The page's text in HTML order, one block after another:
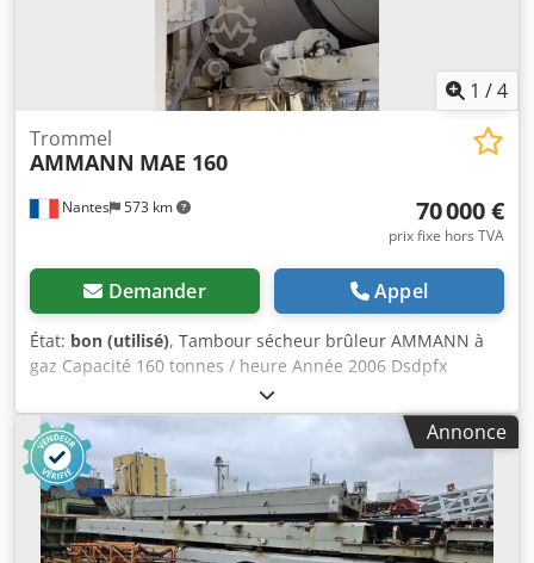
1 /4
Nantes 573 km
Trommel
AMMANN MAE 160
70 000 €
prix fixe hors TVA
Demander Appel
État: bon (utilisé), Tambour sécheur brûleur AMMANN à
gaz Capacité 160 tonnes / heure Année 2006 Dsdpfx
Annonce